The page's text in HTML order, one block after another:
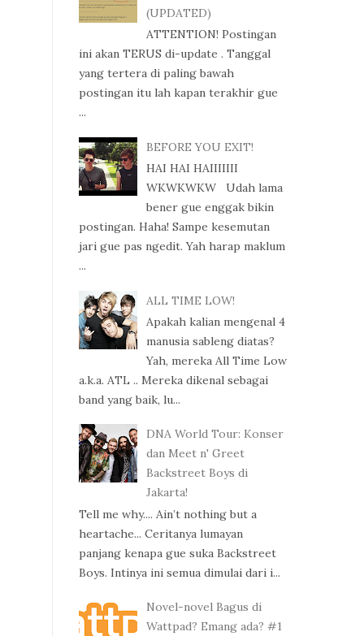
(UPDATED)
ATTENTION! Postingan
ini akan TERUS di-update . Tanggal
yang tertera di paling bawah
postingan itu lah kapan terakhir gue
...
BEFORE YOU EXIT!
HAI HAI HAIIIIIII
WKWKWKW Udah lama
bener gue enggak bikin
postingan. Haha! Sampe kesemutan
jari gue pas ngedit. Yah harap maklum
...
ALL TIME LOW!
Apakah kalian mengenal 4
manusia sableng diatas?
Yah, mereka All Time Low
a.k.a. ATL .. Mereka dikenal sebagai
band yang baik, lu...
DNA World Tour: Konser
dan Meet n' Greet
Backstreet Boys di
Jakarta!
Tell me why.... Ain’t nothing but a
heartache... Ceritanya lumayan
panjang kenapa gue suka Backstreet
Boys. Intinya ini semua dimulai dari i...
Novel-novel Bagus di
Wattpad? Emang ada? #1